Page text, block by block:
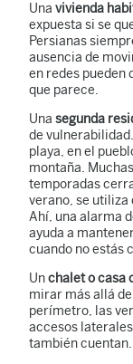
Una vivienda
expuesta si se
Persianas
ausencia de
en redes pueden
que parece.
Una segunda
de
playa, en el
montaña.
temporadas
verano, se
Ahí, una alarma
ayuda a
cuando no estás
Unchalet o casa
mirar más allá
perímetro, las
accesos
también cuentan.